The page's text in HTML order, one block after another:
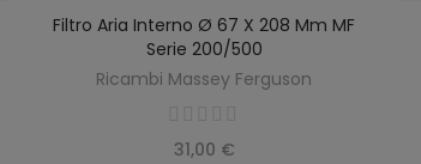
SCOPRIRE
Filtro Aria Interno Ø 67 X 208 Mm MF
Serie 200/500
Ricambi Massey Ferguson
31,00 €